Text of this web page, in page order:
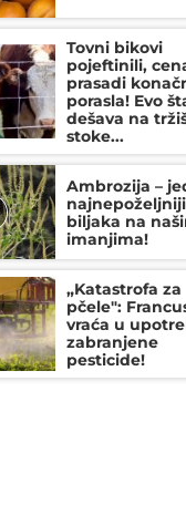
Tovni bikovi
pojeftinili,
prasadi
porasla! Evo
dešava na
stoke...
Ambrozija –
biljaka na
imanjima!
„Katastrofa za
pčele":
vraća u
zabranjene
pesticide!